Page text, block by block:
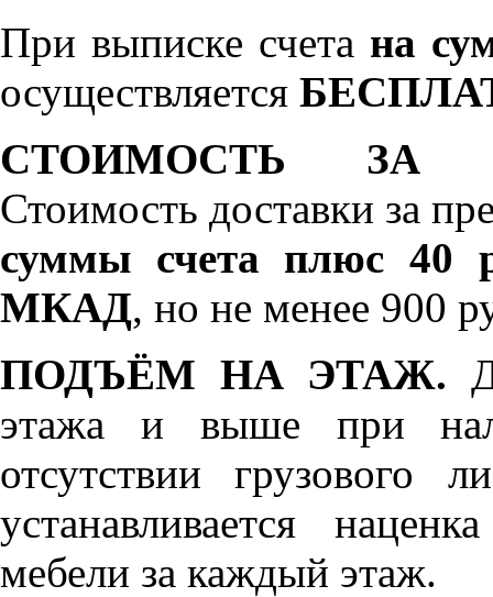
При выписке счета на
осуществляется
СТОИМОСТЬ ЗА
Стоимость доставки за
суммы счета плюс 40
МКАД, но не менее 900
ПОДЪЁМ НА ЭТАЖ.
этажа и выше при
отсутствии грузового
устанавливается
мебели за каждый этаж.